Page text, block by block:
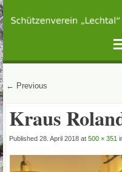
Schützenverein Lechtal
Skip to content
← Previous
Kraus
Published 28. April 2018 at 500 × 351